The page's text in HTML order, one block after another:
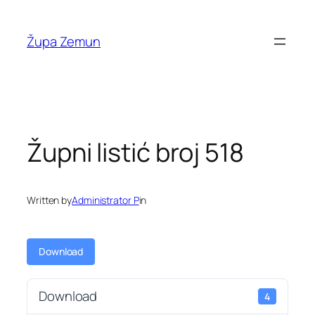
content
Župa Zemun
Župni listić broj 518
Written byAdministrator Pin
Download
Download 4